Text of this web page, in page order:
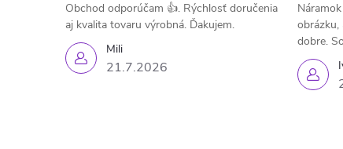
Mili
21.7.2026
Obchod odporúčam 👍. Rýchlosť doručenia
aj kvalita tovaru výrobná. Ďakujem.
obrázku,
dobre.